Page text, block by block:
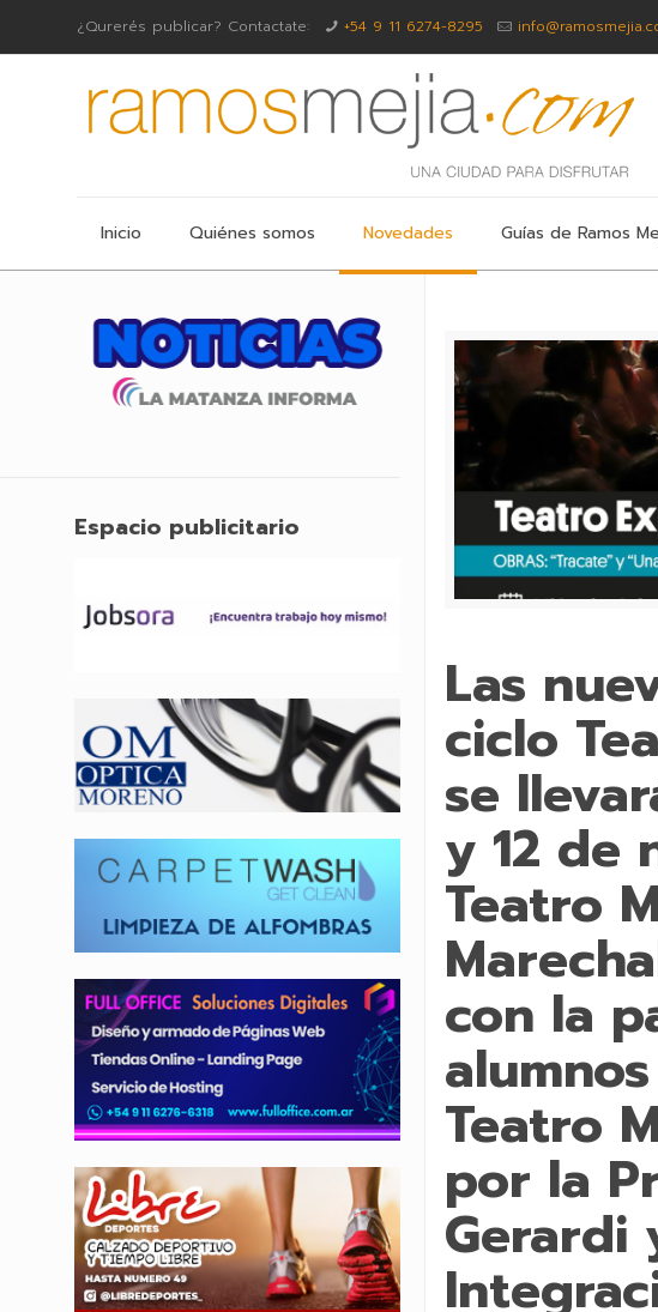
¿Qurerés publicar? Contactate: +54 9 11 6274-8295
Inicio Quiénes somos Novedades Guías de Ramos
Las
ciclo
se
y 12 de
Teatro
con la
Teatro
por la
Gerardi
Espacio publicitario